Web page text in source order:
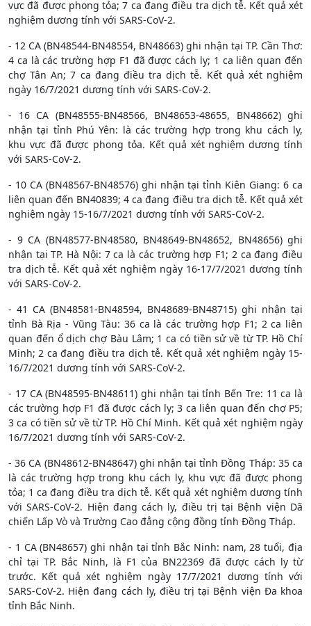
vực đã được phong tỏa; 7 ca đang điều tra dịch tễ. Kết quả xét
nghiệm dương tính với SARS-CoV-2.
- 12 CA (BN48544-BN48554, BN48663) ghi nhận tại TP. Cần Thơ:
4 ca là các trường hợp F1 đã được cách ly; 1 ca liên quan đến
chợ Tân An; 7 ca đang điều tra dịch tễ. Kết quả xét nghiệm
ngày 16/7/2021 dương tính với SARS-CoV-2.
- 16 CA (BN48555-BN48566, BN48653-48655, BN48662) ghi
nhận tại tỉnh Phú Yên: là các trường hợp trong khu cách ly,
khu vực đã được phong tỏa. Kết quả xét nghiệm dương tính
với SARS-CoV-2.
- 10 CA (BN48567-BN48576) ghi nhận tại tỉnh Kiên Giang: 6 ca
liên quan đến BN40839; 4 ca đang điều tra dịch tễ. Kết quả xét
nghiệm ngày 15-16/7/2021 dương tính với SARS-CoV-2.
- 9 CA (BN48577-BN48580, BN48649-BN48652, BN48656) ghi
nhận tại TP. Hà Nội: 7 ca là các trường hợp F1; 2 ca đang điều
tra dịch tễ. Kết quả xét nghiệm ngày 16-17/7/2021 dương tính
với SARS-CoV-2.
- 41 CA (BN48581-BN48594, BN48689-BN48715) ghi nhận tại
tỉnh Bà Rịa - Vũng Tàu: 36 ca là các trường hợp F1; 2 ca liên
quan đến ổ dịch chợ Bàu Lâm; 1 ca có tiền sử về từ TP. Hồ Chí
Minh; 2 ca đang điều tra dịch tễ. Kết quả xét nghiệm ngày 15-
16/7/2021 dương tính với SARS-CoV-2.
- 17 CA (BN48595-BN48611) ghi nhận tại tỉnh Bến Tre: 11 ca là
các trường hợp F1 đã được cách ly; 3 ca liên quan đến chợ P5;
3 ca có tiền sử về từ TP. Hồ Chí Minh. Kết quả xét nghiệm ngày
16/7/2021 dương tính với SARS-CoV-2.
- 36 CA (BN48612-BN48647) ghi nhận tại tỉnh Đồng Tháp: 35 ca
là các trường hợp trong khu cách ly, khu vực đã được phong
tỏa; 1 ca đang điều tra dịch tễ. Kết quả xét nghiệm dương tính
với SARS-CoV-2. Hiện đang cách ly, điều trị tại Bệnh viện Dã
chiến Lấp Vò và Trường Cao đẳng cộng đồng tỉnh Đồng Tháp.
- 1 CA (BN48657) ghi nhận tại tỉnh Bắc Ninh: nam, 28 tuổi, địa
chỉ tại TP. Bắc Ninh, là F1 của BN22369 đã được cách ly từ
trước. Kết quả xét nghiệm ngày 17/7/2021 dương tính với
SARS-CoV-2. Hiện đang cách ly, điều trị tại Bệnh viện Đa khoa
tỉnh Bắc Ninh.